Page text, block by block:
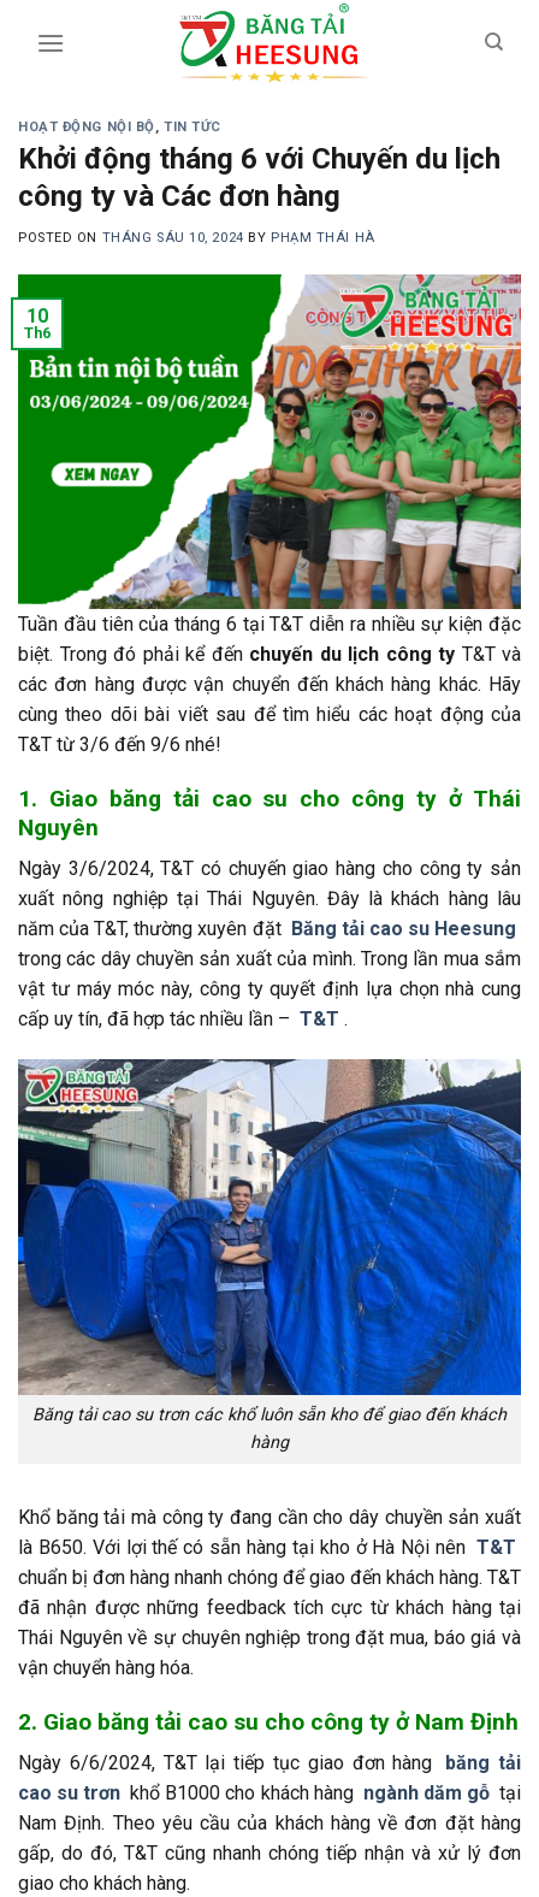
HOẠT ĐỘNG NỘI BỘ,TIN TỨC
Khởi động tháng 6 với Chuyến du lịch
công ty và Các đơn hàng
POSTED ON THÁNG SÁU 10, 2024 BY PHẠM THÁI HÀ
10
Th6
Tuần đầu tiên của tháng 6 tại T&T diễn ra nhiều sự kiện đặc
biệt. Trong đó phải kể đến chuyến du lịch công ty T&T và
các đơn hàng được vận chuyển đến khách hàng khác. Hãy
cùng theo dõi bài viết sau để tìm hiểu các hoạt động của
T&T từ 3/6 đến 9/6 nhé!
1. Giao băng tải cao su cho công ty ở Thái
Nguyên
Ngày 3/6/2024, T&T có chuyến giao hàng cho công ty sản
xuất nông nghiệp tại Thái Nguyên. Đây là khách hàng lâu
năm của T&T, thường xuyên đặt Băng tải cao su Heesung
trong các dây chuyền sản xuất của mình. Trong lần mua sắm
vật tư máy móc này, công ty quyết định lựa chọn nhà cung
cấp uy tín, đã hợp tác nhiều lần – T&T .
Băng tải cao su trơn các khổ luôn sẵn kho để giao đến khách
hàng
Khổ băng tải mà công ty đang cần cho dây chuyền sản xuất
là B650. Với lợi thế có sẵn hàng tại kho ở Hà Nội nên T&T
chuẩn bị đơn hàng nhanh chóng để giao đến khách hàng. T&T
đã nhận được những feedback tích cực từ khách hàng tại
Thái Nguyên về sự chuyên nghiệp trong đặt mua, báo giá và
vận chuyển hàng hóa.
2. Giao băng tải cao su cho công ty ở Nam Định
Ngày 6/6/2024, T&T lại tiếp tục giao đơn hàng
băng tải
cao su trơn khổ B1000 cho khách hàng ngành dăm gỗ tại
Nam Định. Theo yêu cầu của khách hàng về đơn đặt hàng
gấp, do đó, T&T cũng nhanh chóng tiếp nhận và xử lý đơn
giao cho khách hàng.